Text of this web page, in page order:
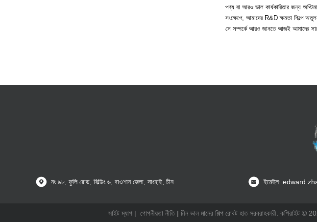
পণ্য বা আরও ভাল কার্যকারিতার জন্য
সংক্ষেপে, আমাদের R&D ক্ষমতা শিল্পে
সে সম্পর্কে আরও জানতে আজই আমাদের
নং ৯৮, ফুলি রোড, বিল্ডিং ৬, বাওশান জেলা, সাংহাই, চীন ইমেইল:
সাইট ম্যাপ | গোপনীয়তা নীতি| চীন ভাল মানের শিল্প রোবট হাত সরবরাহকারী.